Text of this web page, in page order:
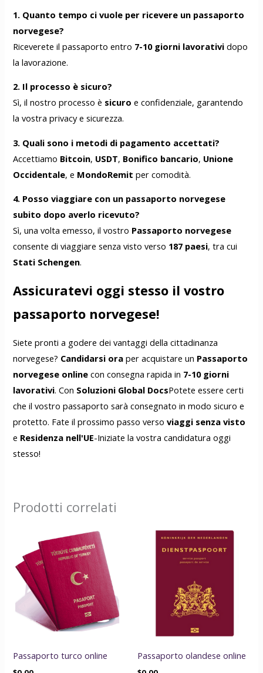
1. Quanto tempo ci vuole per ricevere un passaporto
norvegese?
Riceverete il passaporto entro 7-10 giorni lavorativi dopo
la lavorazione.
2. Il processo è sicuro?
Sì, il nostro processo è sicuro e confidenziale, garantendo
la vostra privacy e sicurezza.
3. Quali sono i metodi di pagamento accettati?
Accettiamo Bitcoin, USDT, Bonifico bancario, Unione
Occidentale, e MondoRemit per comodità.
4. Posso viaggiare con un passaporto norvegese
subito dopo averlo ricevuto?
Sì, una volta emesso, il vostro Passaporto norvegese
consente di viaggiare senza visto verso 187 paesi, tra cui
Stati Schengen.
Assicuratevi oggi stesso il vostro
passaporto norvegese!
Siete pronti a godere dei vantaggi della cittadinanza
norvegese? Candidarsi ora per acquistare un Passaporto
norvegese online con consegna rapida in 7-10 giorni
lavorativi. Con Soluzioni Global DocsPotete essere certi
che il vostro passaporto sarà consegnato in modo sicuro e
protetto. Fate il prossimo passo versoviaggi senza visto
e Residenza nell'UE-Iniziate la vostra candidatura oggi
stesso!
Prodotti correlati
Passaporto turco online Passaporto olandese online